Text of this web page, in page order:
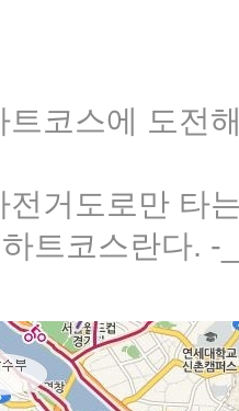
트코스에 도전
거도로만 타
트코스란다. -